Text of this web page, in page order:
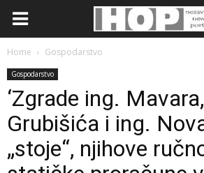
Home Gospodarstvo
Gospodarstvo
‘Zgrade ing.
Grubišića i ing.
„stoje“, njihove